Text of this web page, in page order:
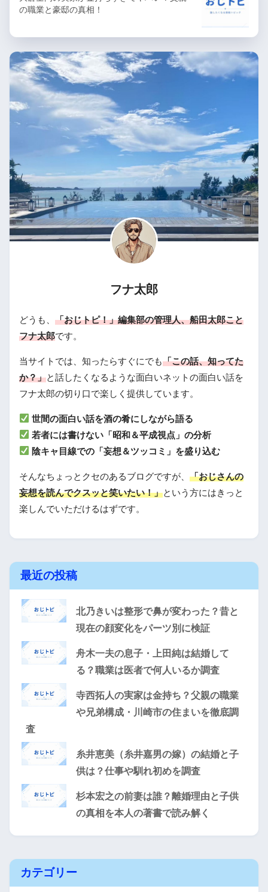
の職業と豪邸の真相！
フナ太郎
どうも、 「おじトピ！」編集部の管理人、船田太郎こと
フナ太郎です。
当サイトでは、知ったらすぐにでも「この話、知ってた
か？」と話したくなるような面白いネットの面白い話を
フナ太郎の切り口で楽しく提供しています。
世間の面白い話を酒の肴にしながら語る
若者には書けない「昭和＆平成視点」の分析
陰キャ目線での「妄想＆ツッコミ」を盛り込む
そんなちょっとクセのあるブログですが、 「おじさんの
妄想を読んでクスッと笑いたい！」という方にはきっと
楽しんでいただけるはずです。
最近の投稿
北乃きいは整形で鼻が変わった？昔と
現在の顔変化をパーツ別に検証
舟木一夫の息子・上田純は結婚して
る？職業は医者で何人いるか調査
寺西拓人の実家は金持ち？父親の職業
や兄弟構成・川崎市の住まいを徹底調
査
糸井恵美（糸井嘉男の嫁）の結婚と子
供は？仕事や馴れ初めを調査
杉本宏之の前妻は誰？離婚理由と子供
の真相を本人の著書で読み解く
カテゴリー